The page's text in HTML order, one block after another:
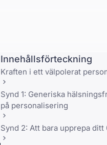
Innehållsförteckning
Kraften i ett välpolerat
Synd 1: Generiska
på personalisering
Synd 2: Att bara upprepa ditt